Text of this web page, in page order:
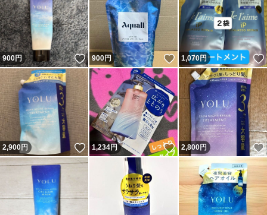
900円 いいね！
900円 いいね！
1,070円
2,900円 いいね！
1,234円 いいね！
2,800円